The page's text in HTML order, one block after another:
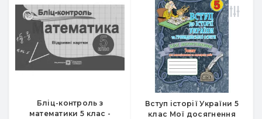
Бліц-контроль з
математики 5 клас -
Вступ історії України 5
клас Мої досягнення